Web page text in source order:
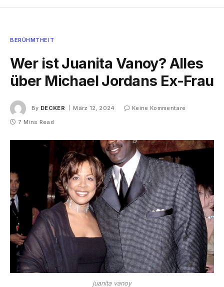
BERÜHMTHEIT
Wer ist Juanita Vanoy? Alles
über Michael Jordans Ex-Frau
By DECKER März 12, 2024
Keine Kommentare
7 Mins Read
juanita vanoy